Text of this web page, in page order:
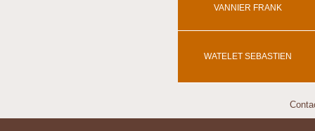
VANNIER FRANK
WATELET SEBASTIEN